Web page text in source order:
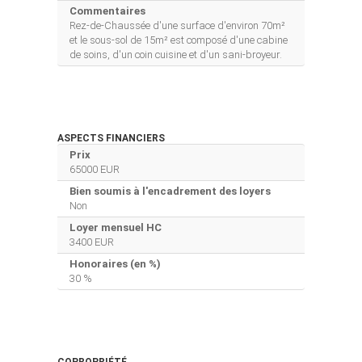
Commentaires
Rez-de-Chaussée d'une surface d'environ 70m²
et le sous-sol de 15m² est composé d'une cabine
de soins, d'un coin cuisine et d'un sani-broyeur.
ASPECTS FINANCIERS
Prix
65000 EUR
Bien soumis à l'encadrement des loyers
Non
Loyer mensuel HC
3400 EUR
Honoraires (en %)
30 %